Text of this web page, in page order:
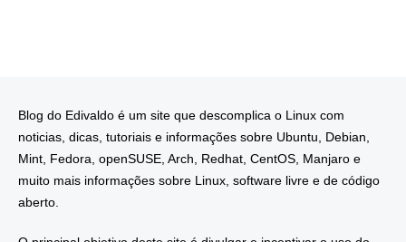
Blog do Edivaldo é um site que descomplica o Linux com
noticias, dicas, tutoriais e informações sobre Ubuntu, Debian,
Mint, Fedora, openSUSE, Arch, Redhat, CentOS, Manjaro e
muito mais informações sobre Linux, software livre e de código
aberto.